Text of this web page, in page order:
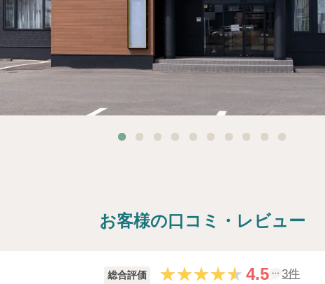
お客様の口コミ・レビュー
総合評価 4.5 3件